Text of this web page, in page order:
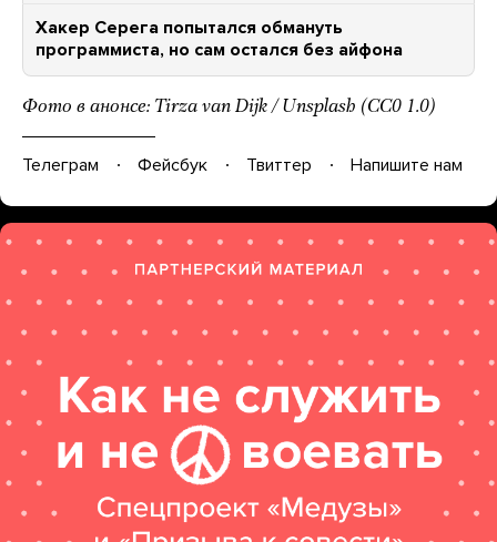
Хакер Серега попытался обмануть
программиста, но сам остался без айфона
Фото в анонсе: Tirza van Dijk / Unsplash (CC0 1.0)
Телеграм Фейсбук Твиттер Напишите нам